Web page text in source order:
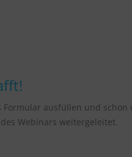
Formular ausfüllen und schon
Webinars weitergeleitet.